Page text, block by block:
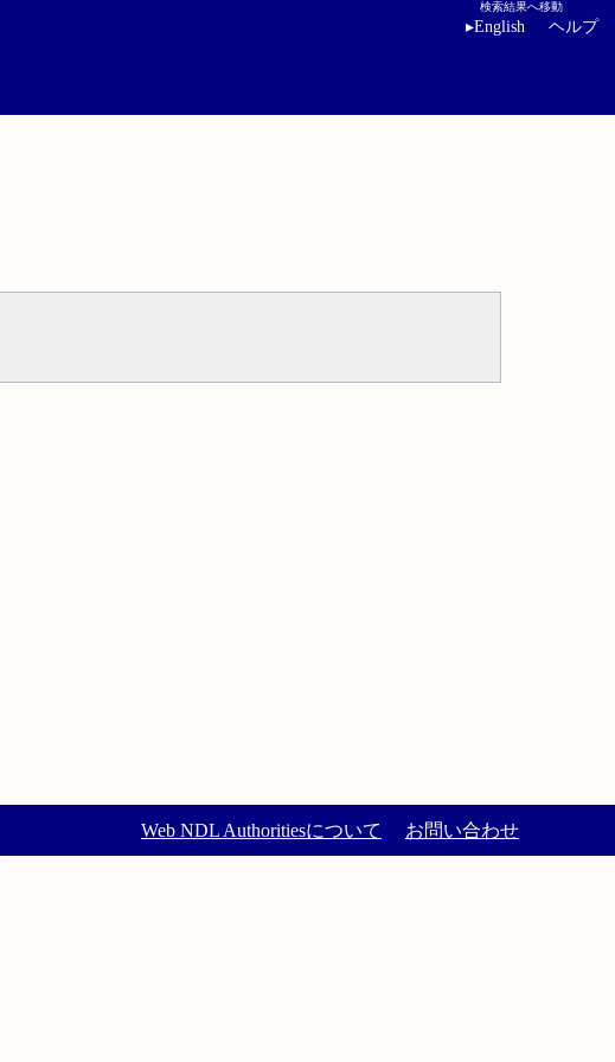
検索結果へ移動
▸English ヘルプ
Web NDL Authoritiesについて お問い合わせ